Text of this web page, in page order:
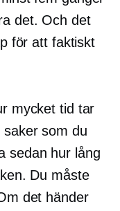
det. Och det
för att faktiskt
mycket tid tar
som du
sedan hur lång
Du måste
det händer